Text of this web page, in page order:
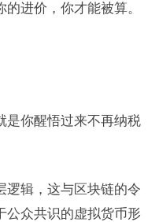
进价，你才能被算。
是你醒悟过来不再纳税
逻辑，这与区块链的令
公众共识的虚拟货币形